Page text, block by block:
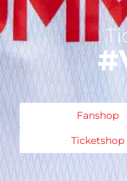
Fanshop
Ticketshop